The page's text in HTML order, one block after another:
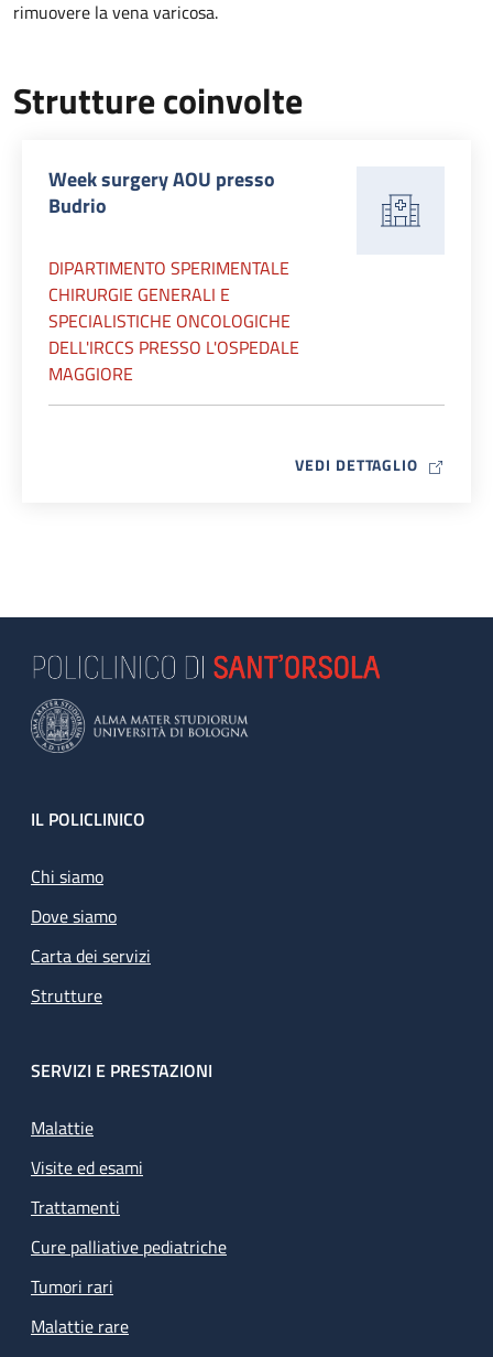
rimuovere la vena varicosa.
Strutture coinvolte
Week surgery AOU presso
Budrio
DIPARTIMENTO SPERIMENTALE
CHIRURGIE GENERALI E
SPECIALISTICHE ONCOLOGICHE
DELL'IRCCS PRESSO L'OSPEDALE
MAGGIORE
VEDI DETTAGLIO MAP ICON
Footer
IL POLICLINICO
Chi siamo
Dove siamo
Carta dei servizi
Strutture
SERVIZI E PRESTAZIONI
Malattie
Visite ed esami
Trattamenti
Cure palliative pediatriche
Tumori rari
Malattie rare